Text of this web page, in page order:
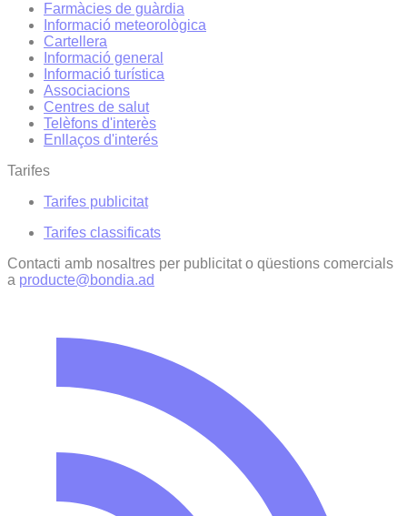
Farmàcies de guàrdia
Informació meteorològica
Cartellera
Informació general
Informació turística
Associacions
Centres de salut
Telèfons d'interès
Enllaços d'interés
Tarifes
Tarifes publicitat
Tarifes classificats
Contacti amb nosaltres per publicitat o qüestions comercials
a producte@bondia.ad